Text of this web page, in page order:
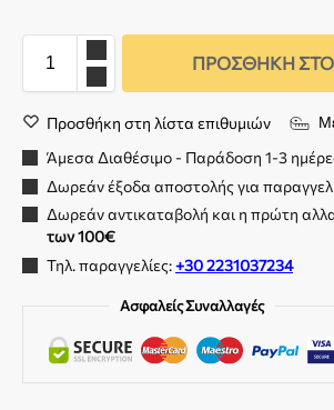
ΠΡΟΣΘΉΚΗ ΣΤΟ
Προσθήκη στη λίστα επιθυμιών
Άμεσα Διαθέσιμο - Παράδοση 1-3
Δωρεάν έξοδα αποστολής για
Δωρεάν αντικαταβολή και η πρώτη
των 100€
Τηλ. παραγγελίες:+30 2231037234
Ασφαλείς Συναλλαγές